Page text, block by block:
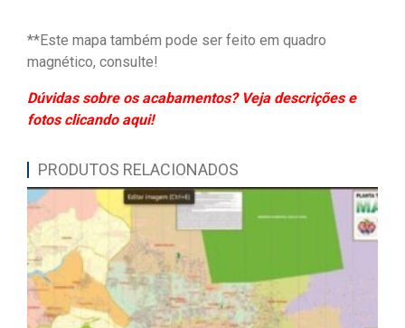
**Este mapa também pode ser feito em quadro
magnético, consulte!
Dúvidas sobre os acabamentos? Veja descrições e
fotos clicando aqui!
PRODUTOS RELACIONADOS